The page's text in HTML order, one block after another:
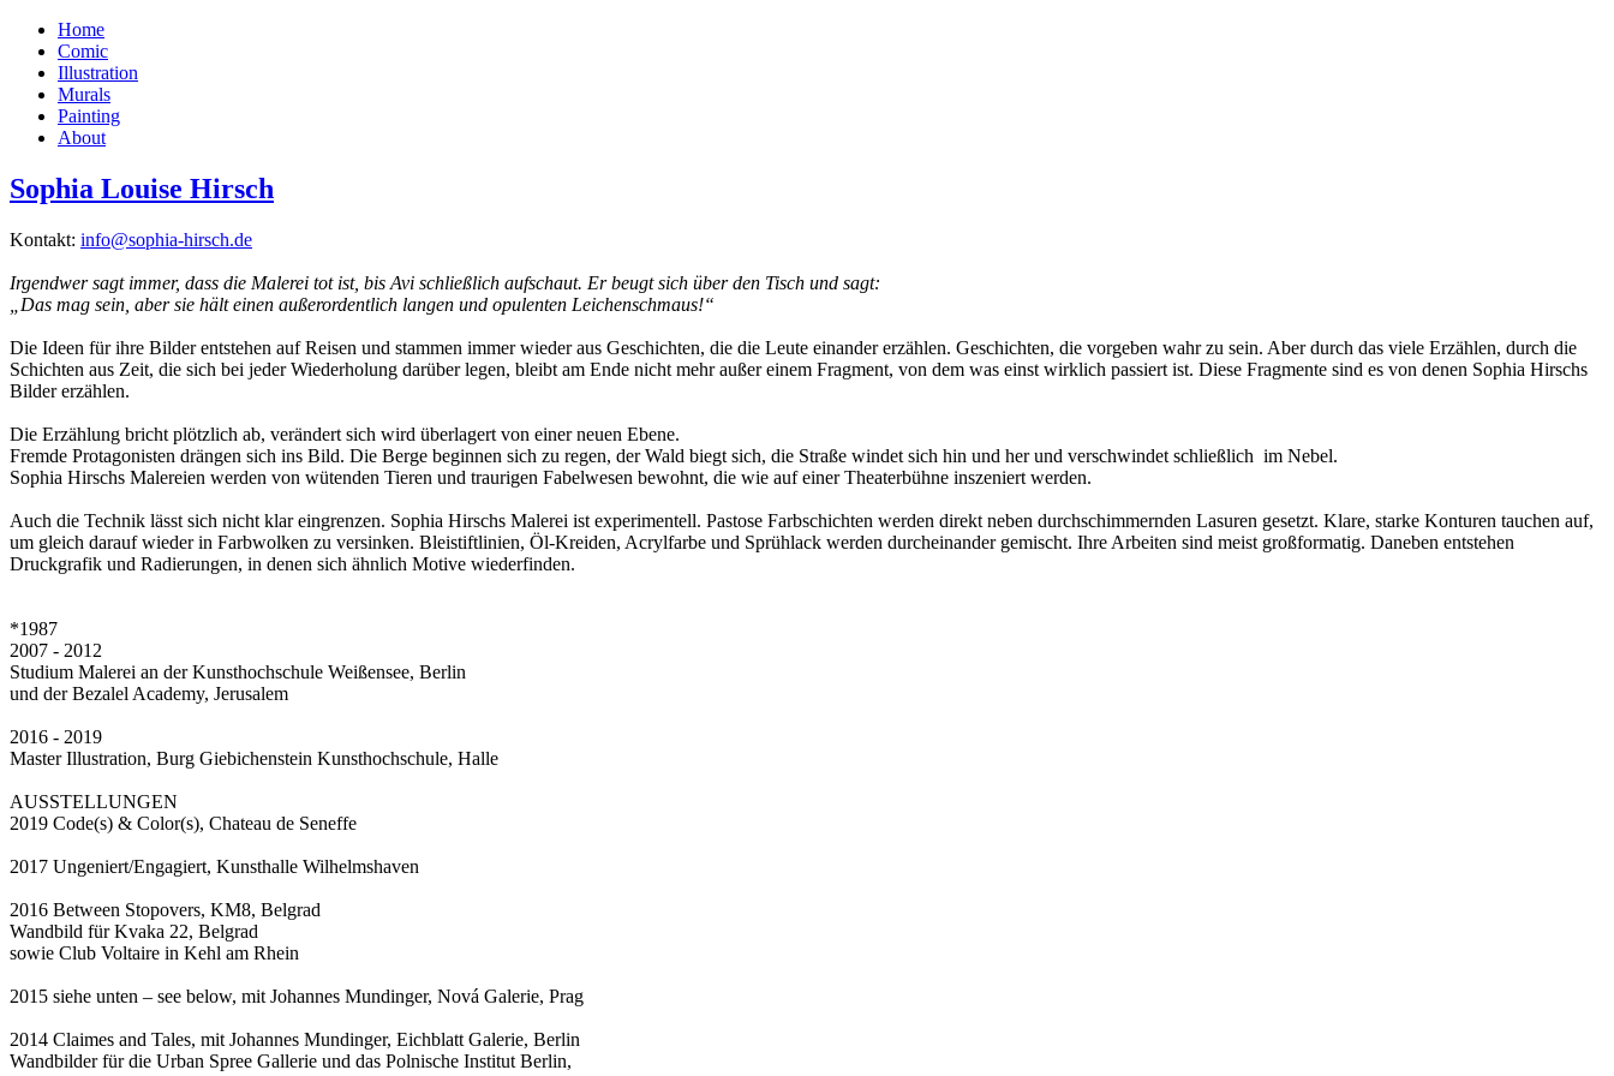
Home
Comic
Illustration
Murals
Painting
About
Sophia Louise Hirsch
Kontakt: info@sophia-hirsch.de
Irgendwer sagt immer, dass die Malerei tot ist, bis Avi schließlich aufschaut. Er beugt sich über den Tisch und sagt:
„Das mag sein, aber sie hält einen außerordentlich langen und opulenten Leichenschmaus!“
Die Ideen für ihre Bilder entstehen auf Reisen und stammen immer wieder aus Geschichten, die die Leute einander erzählen. Geschichten, die vorgeben wahr zu sein. Aber durch das viele Erzählen, durch die
Schichten aus Zeit, die sich bei jeder Wiederholung darüber legen, bleibt am Ende nicht mehr außer einem Fragment, von dem was einst wirklich passiert ist. Diese Fragmente sind es von denen Sophia Hirschs
Bilder erzählen.
Die Erzählung bricht plötzlich ab, verändert sich wird überlagert von einer neuen Ebene.
Fremde Protagonisten drängen sich ins Bild. Die Berge beginnen sich zu regen, der Wald biegt sich, die Straße windet sich hin und her und verschwindet schließlich im Nebel.
Sophia Hirschs Malereien werden von wütenden Tieren und traurigen Fabelwesen bewohnt, die wie auf einer Theaterbühne inszeniert werden.
Auch die Technik lässt sich nicht klar eingrenzen. Sophia Hirschs Malerei ist experimentell. Pastose Farbschichten werden direkt neben durchschimmernden Lasuren gesetzt. Klare, starke Konturen tauchen auf,
um gleich darauf wieder in Farbwolken zu versinken. Bleistiftlinien, Öl-Kreiden, Acrylfarbe und Sprühlack werden durcheinander gemischt. Ihre Arbeiten sind meist großformatig. Daneben entstehen
Druckgrafik und Radierungen, in denen sich ähnlich Motive wiederfinden.
*1987
2007 - 2012
Studium Malerei an der Kunsthochschule Weißensee, Berlin
und der Bezalel Academy, Jerusalem
2016 - 2019
Master Illustration, Burg Giebichenstein Kunsthochschule, Halle
AUSSTELLUNGEN
2019 Code(s) & Color(s), Chateau de Seneffe
2017 Ungeniert/Engagiert, Kunsthalle Wilhelmshaven
2016 Between Stopovers, KM8, Belgrad
Wandbild für Kvaka 22, Belgrad
sowie Club Voltaire in Kehl am Rhein
2015 siehe unten – see below, mit Johannes Mundinger, Nová Galerie, Prag
2014 Claimes and Tales, mit Johannes Mundinger, Eichblatt Galerie, Berlin
Wandbilder für die Urban Spree Gallerie und das Polnische Institut Berlin,